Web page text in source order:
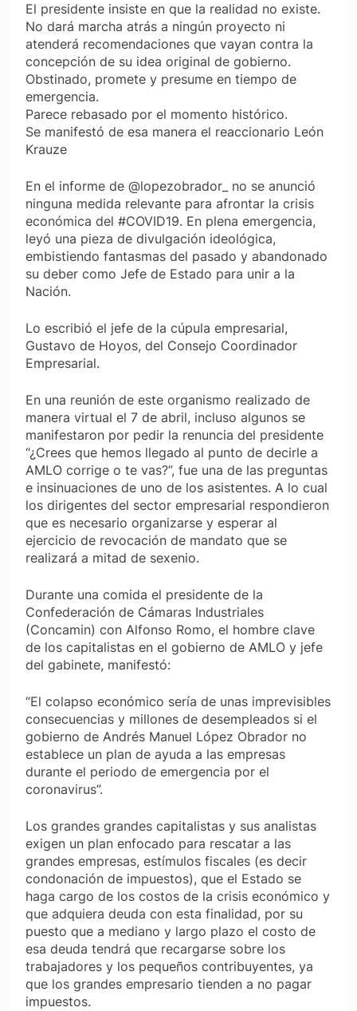
El presidente insiste en que la realidad no existe.
No dará marcha atrás a ningún proyecto ni
atenderá recomendaciones que vayan contra la
concepción de su idea original de gobierno.
Obstinado, promete y presume en tiempo de
emergencia.
Parece rebasado por el momento histórico.
Se manifestó de esa manera el reaccionario León
Krauze
En el informe de @lopezobrador_ no se anunció
ninguna medida relevante para afrontar la crisis
económica del #COVID19. En plena emergencia,
leyó una pieza de divulgación ideológica,
embistiendo fantasmas del pasado y abandonado
su deber como Jefe de Estado para unir a la
Nación.
Lo escribió el jefe de la cúpula empresarial,
Gustavo de Hoyos, del Consejo Coordinador
Empresarial.
En una reunión de este organismo realizado de
manera virtual el 7 de abril, incluso algunos se
manifestaron por pedir la renuncia del presidente
“¿Crees que hemos llegado al punto de decirle a
AMLO corrige o te vas?”, fue una de las preguntas
e insinuaciones de uno de los asistentes. A lo cual
los dirigentes del sector empresarial respondieron
que es necesario organizarse y esperar al
ejercicio de revocación de mandato que se
realizará a mitad de sexenio.
Durante una comida el presidente de la
Confederación de Cámaras Industriales
(Concamin) con Alfonso Romo, el hombre clave
de los capitalistas en el gobierno de AMLO y jefe
del gabinete, manifestó:
“El colapso económico sería de unas imprevisibles
consecuencias y millones de desempleados si el
gobierno de Andrés Manuel López Obrador no
establece un plan de ayuda a las empresas
durante el periodo de emergencia por el
coronavirus”.
Los grandes grandes capitalistas y sus analistas
exigen un plan enfocado para rescatar a las
grandes empresas, estímulos fiscales (es decir
condonación de impuestos), que el Estado se
haga cargo de los costos de la crisis económico y
que adquiera deuda con esta finalidad, por su
puesto que a mediano y largo plazo el costo de
esa deuda tendrá que recargarse sobre los
trabajadores y los pequeños contribuyentes, ya
que los grandes empresario tienden a no pagar
impuestos.